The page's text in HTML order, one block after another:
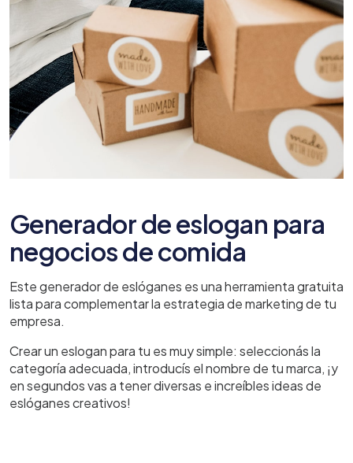
Generador de eslogan para
negocios de comida
Este generador de eslóganes es una herramienta gratuita
lista para complementar la estrategia de marketing de tu
empresa.
Crear un eslogan para tu es muy simple: seleccionás la
categoría adecuada, introducís el nombre de tu marca, ¡y
en segundos vas a tener diversas e increíbles ideas de
eslóganes creativos!